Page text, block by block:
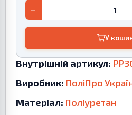
−
У
Внутрішній артикул:
Виробник: ПоліПро
Матеріал: Поліуретан